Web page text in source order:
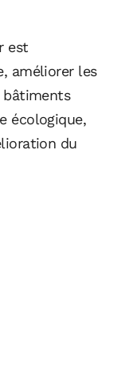
est
améliorer les
bâtiments
écologique,
du